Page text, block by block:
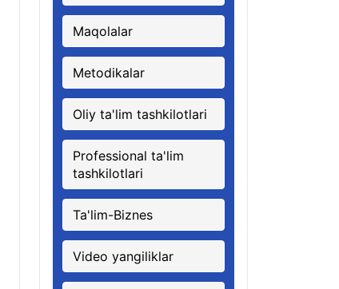
Maqolalar
Metodikalar
Oliy ta'lim tashkilotlari
Professional ta'lim
tashkilotlari
Ta'lim-Biznes
Video yangiliklar